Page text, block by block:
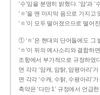
‘수’임을 분명히 밝혔다. ‘암’과 ‘
‘ㅎ’을 맨 마지막 음으로 가지
‘ㅎ’이 모두 떨어졌으므로 떨어
① ‘ㅎ’은 현대의 단어들에도 그
‘ㅎ’이 뒤의 예사소리와 결합하
조항에서 부가적으로 규정하였
면 각각 ‘암캐, 암탉, 암평아리’
면 각각 ‘수캐, 수탉, 수평아리’
축약은 ‘다만 1’ 규정에서 언급